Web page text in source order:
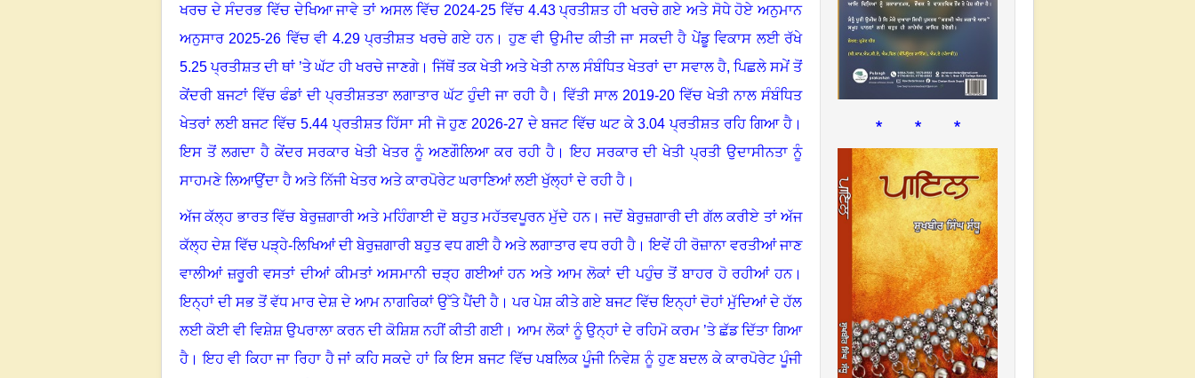
ਖਰਚ ਦੇ ਸੰਦਰਭ ਵਿੱਚ ਦੇਖਿਆ ਜਾਵੇ ਤਾਂ ਅਸਲ ਵਿੱਚ 2024-25 ਵਿੱਚ 4.43ਪ੍ਰਤੀਸ਼ਤ ਹੀ ਖਰਚੇ ਗਏ ਅਤੇ ਸੋਧੇ ਹੋਏ ਅਨੁਮਾਨ
ਅਨੁਸਾਰ 2025-26 ਵਿੱਚ ਵੀ 4.29ਪ੍ਰਤੀਸ਼ਤ ਖਰਚੇ ਗਏ ਹਨ।ਹੁਣ ਵੀ ਉਮੀਦ ਕੀਤੀ ਜਾ ਸਕਦੀ ਹੈ ਪੇਂਡੂ ਵਿਕਾਸ ਲਈ ਰੱਖੇ
5.25ਪ੍ਰਤੀਸ਼ਤ ਦੀ ਥਾਂ ’ਤੇ ਘੱਟ ਹੀ ਖਰਚੇ ਜਾਣਗੇ। ਜਿੱਥੋਂ ਤਕ ਖੇਤੀ ਅਤੇ ਖੇਤੀ ਨਾਲ ਸੰਬੰਧਿਤ ਖੇਤਰਾਂ ਦਾ ਸਵਾਲ ਹੈ, ਪਿਛਲੇ ਸਮੇਂ ਤੋਂ
ਕੇਂਦਰੀ ਬਜਟਾਂ ਵਿੱਚ ਫੰਡਾਂ ਦੀ ਪ੍ਰਤੀਸ਼ਤਤਾ ਲਗਾਤਾਰ ਘੱਟ ਹੁੰਦੀ ਜਾ ਰਹੀ ਹੈ । ਵਿੱਤੀ ਸਾਲ 2019-20 ਵਿੱਚ ਖੇਤੀ ਨਾਲ ਸੰਬੰਧਿਤ
ਖੇਤਰਾਂ ਲਈ ਬਜਟ ਵਿੱਚ 5.44ਪ੍ਰਤੀਸ਼ਤ ਹਿੱਸਾ ਸੀ ਜੋ ਹੁਣ 2026-27 ਦੇ ਬਜਟ ਵਿੱਚ ਘਟ ਕੇ3.04 ਪ੍ਰਤੀਸ਼ਤ ਰਹਿ ਗਿਆ ਹੈ ।
ਇਸ ਤੋਂ ਲਗਦਾ ਹੈ ਕੇਂਦਰ ਸਰਕਾਰ ਖੇਤੀ ਖੇਤਰ ਨੂੰ ਅਣਗੌਲਿਆ ਕਰ ਰਹੀ ਹੈ। ਇਹ ਸਰਕਾਰ ਦੀ ਖੇਤੀ ਪ੍ਰਤੀ ਉਦਾਸੀਨਤਾ ਨੂੰ
ਸਾਹਮਣੇ ਲਿਆਉਂਦਾ ਹੈ ਅਤੇ ਨਿੱਜੀ ਖੇਤਰ ਅਤੇ ਕਾਰਪੋਰੇਟ ਘਰਾਣਿਆਂ ਲਈ ਖੁੱਲ੍ਹਾਂ ਦੇ ਰਹੀ ਹੈ ।
ਅੱਜ ਕੱਲ੍ਹ ਭਾਰਤ ਵਿੱਚ ਬੇਰੁਜ਼ਗਾਰੀ ਅਤੇ ਮਹਿੰਗਾਈ ਦੋ ਬਹੁਤ ਮਹੱਤਵਪੂਰਨ ਮੁੱਦੇ ਹਨ।ਜਦੋਂ ਬੇਰੁਜ਼ਗਾਰੀ ਦੀ ਗੱਲ ਕਰੀਏ ਤਾਂ ਅੱਜ
ਕੱਲ੍ਹ ਦੇਸ਼ ਵਿੱਚ ਪੜ੍ਹੇ-ਲਿਖਿਆਂ ਦੀ ਬੇਰੁਜ਼ਗਾਰੀ ਬਹੁਤ ਵਧ ਗਈ ਹੈ ਅਤੇ ਲਗਾਤਾਰ ਵਧ ਰਹੀ ਹੈ। ਇਵੇਂ ਹੀ ਰੋਜ਼ਾਨਾ ਵਰਤੀਆਂ ਜਾਣ
ਵਾਲੀਆਂ ਜ਼ਰੂਰੀ ਵਸਤਾਂ ਦੀਆਂ ਕੀਮਤਾਂ ਅਸਮਾਨੀ ਚੜ੍ਹ ਗਈਆਂ ਹਨ ਅਤੇ ਆਮ ਲੋਕਾਂ ਦੀ ਪਹੁੰਚ ਤੋਂ ਬਾਹਰ ਹੋ ਰਹੀਆਂ ਹਨ।
ਇਨ੍ਹਾਂ ਦੀ ਸਭ ਤੋਂ ਵੱਧ ਮਾਰ ਦੇਸ਼ ਦੇ ਆਮ ਨਾਗਰਿਕਾਂ ਉੱਤੇ ਪੈਂਦੀ ਹੈ ।ਪਰ ਪੇਸ਼ ਕੀਤੇ ਗਏ ਬਜਟ ਵਿੱਚ ਇਨ੍ਹਾਂ ਦੋਹਾਂ ਮੁੱਦਿਆਂ ਦੇ ਹੱਲ
ਲਈ ਕੋਈ ਵੀ ਵਿਸ਼ੇਸ਼ ਉਪਰਾਲਾ ਕਰਨ ਦੀ ਕੋਸ਼ਿਸ਼ ਨਹੀਂ ਕੀਤੀ ਗਈ। ਆਮ ਲੋਕਾਂ ਨੂੰ ਉਨ੍ਹਾਂ ਦੇ ਰਹਿਮੋ ਕਰਮ ’ਤੇ ਛੱਡ ਦਿੱਤਾ ਗਿਆ
ਹੈ ।ਇਹ ਵੀ ਕਿਹਾ ਜਾ ਰਿਹਾ ਹੈ ਜਾਂ ਕਹਿ ਸਕਦੇ ਹਾਂ ਕਿ ਇਸ ਬਜਟ ਵਿੱਚ ਪਬਲਿਕ ਪੂੰਜੀ ਨਿਵੇਸ਼ ਨੂੰ ਹੁਣ ਬਦਲ ਕੇ ਕਾਰਪੋਰੇਟ ਪੂੰਜੀ
* * *